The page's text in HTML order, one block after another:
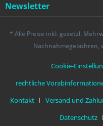
Newsletter
* Alle Preise inkl. gesetzl.
Nachnahmegebühren,
Cookie-
rechtliche
Kontakt
Versand und
Datenschutz